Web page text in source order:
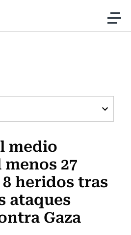
al contenido
TV Usach
medio
27
heridos tras
ataques
Gaza